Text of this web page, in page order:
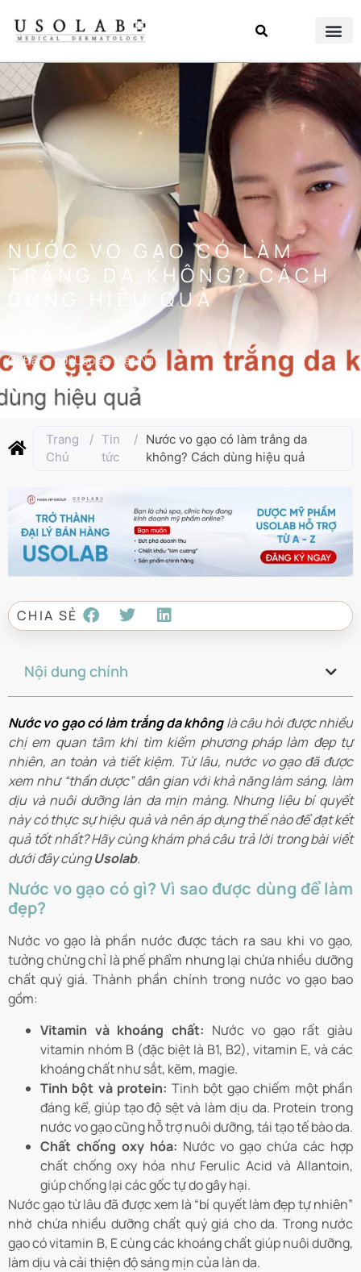
NƯỚC VO GẠO CÓ LÀM
TRẮNG DA KHÔNG? CÁCH
DÙNG HIỆU QUẢ
Đăng bởiUsolab Việt Nam
Cập nhật lần cuối:
Tháng 9 10, 2025
Trang
Chủ
/ Tin
tức
/ Nước vo gạo có làm trắng da
không? Cách dùng hiệu quả
CHIA SẺ
Nội dung chính
Nước vo gạo có làm trắng da khônglà câu hỏi được nhiều
chị em quan tâm khi tìm kiếm phương pháp làm đẹp tự
nhiên, an toàn và tiết kiệm. Từ lâu, nước vo gạo đã được
xem như “thần dược” dân gian với khả năng làm sáng, làm
dịu và nuôi dưỡng làn da mịn màng. Nhưng liệu bí quyết
này có thực sự hiệu quả và nên áp dụng thế nào để đạt kết
quả tốt nhất? Hãy cùng khám phá câu trả lời trong bài viết
dưới đây cùngUsolab.
Nước vo gạo có gì? Vì sao được dùng để làm
đẹp?
Nước vo gạo là phần nước được tách ra sau khi vo gạo,
tưởng chừng chỉ là phế phẩm nhưng lại chứa nhiều dưỡng
chất quý giá. Thành phần chính trong nước vo gạo bao
gồm:
Vitamin và khoáng chất: Nước vo gạo rất giàu
vitamin nhóm B (đặc biệt là B1, B2), vitamin E, và các
khoáng chất như sắt, kẽm, magie.
Tinh bột và protein: Tinh bột gạo chiếm một phần
đáng kể, giúp tạo độ sệt và làm dịu da. Protein trong
nước vo gạo cũng hỗ trợ nuôi dưỡng, tái tạo tế bào da.
Chất chống oxy hóa: Nước vo gạo chứa các hợp
chất chống oxy hóa như Ferulic Acid và Allantoin,
giúp chống lại các gốc tự do gây hại.
Nước gạo từ lâu đã được xem là “bí quyết làm đẹp tự nhiên”
nhờ chứa nhiều dưỡng chất quý giá cho da. Trong nước
gạo có vitamin B, E cùng các khoáng chất giúp nuôi dưỡng,
làm dịu và cải thiện độ sáng mịn của làn da.